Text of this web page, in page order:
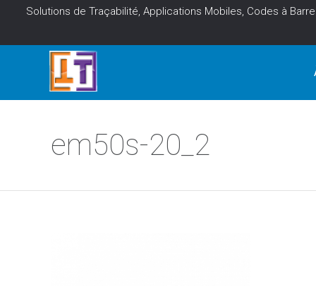
Solutions de Traçabilité, Applications Mobiles, Codes à
em50s-20_2